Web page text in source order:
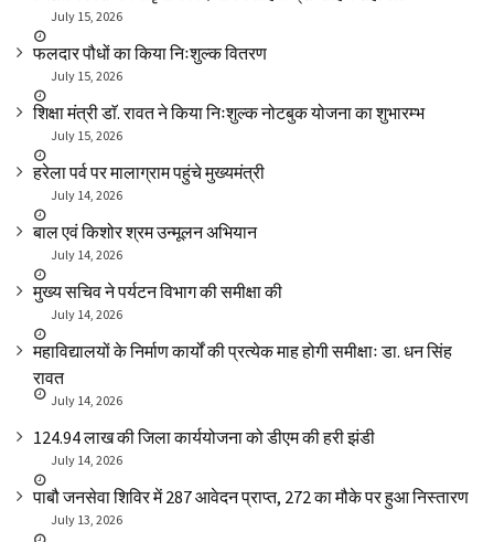
July 15, 2026
फलदार पौधों का किया निःशुल्क वितरण
July 15, 2026
शिक्षा मंत्री डाॅ. रावत ने किया निःशुल्क नोटबुक योजना का शुभारम्भ
July 15, 2026
हरेला पर्व पर मालाग्राम पहुंचे मुख्यमंत्री
July 14, 2026
बाल एवं किशोर श्रम उन्मूलन अभियान
July 14, 2026
मुख्य सचिव ने पर्यटन विभाग की समीक्षा की
July 14, 2026
महाविद्यालयों के निर्माण कार्यों की प्रत्येक माह होगी समीक्षाः डा. धन सिंह
रावत
July 14, 2026
₹124.94 लाख की जिला कार्ययोजना को डीएम की हरी झंडी
July 14, 2026
पाबौ जनसेवा शिविर में 287 आवेदन प्राप्त, 272 का मौके पर हुआ निस्तारण
July 13, 2026